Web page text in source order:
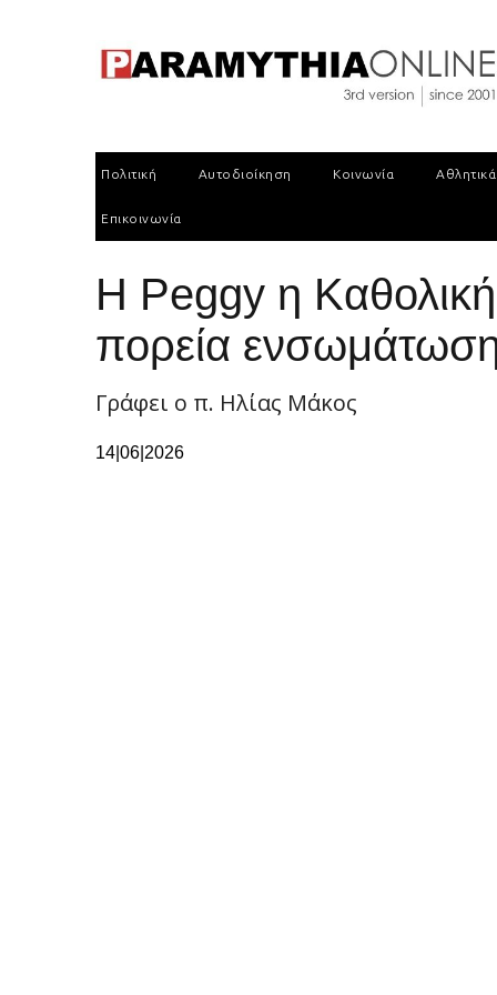
Πολιτική Αυτοδιοίκηση Κοινωνία Αθλητικά
Επικοινωνία
Η Peggy η
πορεία
Γράφει ο π. Ηλίας Μάκος
14|06|2026